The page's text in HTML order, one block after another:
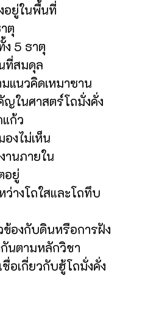
อยู่ในพื้นที่
ตุ
ง 5 ธาตุ
ที่สมดุล
แนวคิดเหมาซาน
ญในศาสตร์โถมั่งคั่ง
ก้ว
งไม่เห็น
านภายใน
อยู่
างโถใสและโถทึบ
องกับดินหรือการฝัง
นตามหลักวิชา
อเกี่ยวกับฮู้โถมั่งคั่ง